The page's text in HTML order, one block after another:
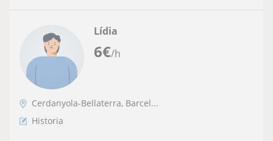
6€/h
Lídia
Cerdanyola-Bellaterra, Barcel...
Historia